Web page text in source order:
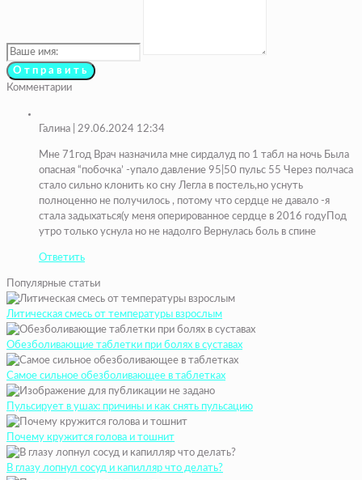
Комментарии
Галина | 29.06.2024 12:34
Мне 71год Врач назначила мне сирдалуд по 1 табл на ночь Была
опасная “побочка’ -упало давление 95|50 пульс 55 Через полчаса
стало сильно клонить ко сну Легла в постель,но уснуть
полноценно не получилось , потому что сердце не давало -я
стала задыхаться(у меня оперированное сердце в 2016 годуПод
утро только уснула но не надолго Вернулась боль в спине
Ответить
Популярные статьи
Литическая смесь от температуры взрослым
Обезболивающие таблетки при болях в суставах
Самое сильное обезболивающее в таблетках
Пульсирует в ушах: причины и как снять пульсацию
Почему кружится голова и тошнит
В глазу лопнул сосуд и капилляр что делать?